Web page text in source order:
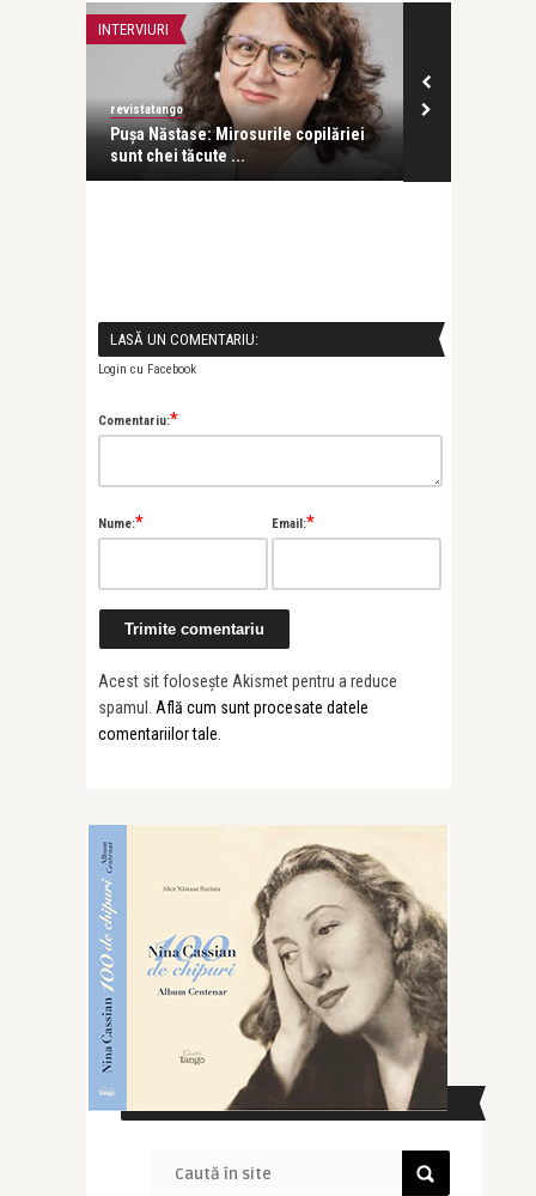
INTERVIURI
revistatango
Pușa Năstase: Mirosurile copilăriei
sunt chei tăcute ...
LASĂ UN COMENTARIU:
Login cu Facebook
Comentariu:*
Nume:* Email:*
Acest sit folosește Akismet pentru a reduce
spamul. Află cum sunt procesate datele
comentariilor tale
CAUTĂ ÎN SITE